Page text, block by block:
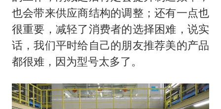
也会带来供应商结构的调整；还有一点也
很重要，减轻了消费者的选择困难，说实
话，我们平时给自己的朋友推荐美的产品
都很难，因为型号太多了。